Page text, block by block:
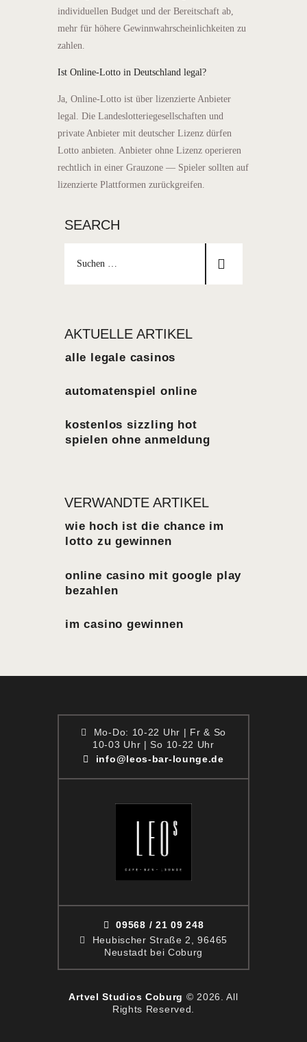
individuellen Budget und der Bereitschaft ab,
mehr für höhere Gewinnwahrscheinlichkeiten zu
zahlen.
Ist Online-Lotto in Deutschland legal?
Ja, Online-Lotto ist über lizenzierte Anbieter
legal. Die Landeslotteriegesellschaften und
private Anbieter mit deutscher Lizenz dürfen
Lotto anbieten. Anbieter ohne Lizenz operieren
rechtlich in einer Grauzone — Spieler sollten auf
lizenzierte Plattformen zurückgreifen.
SEARCH
AKTUELLE ARTIKEL
alle legale casinos
automatenspiel online
kostenlos sizzling hot
spielen ohne anmeldung
VERWANDTE ARTIKEL
wie hoch ist die chance im
lotto zu gewinnen
online casino mit google play
bezahlen
im casino gewinnen
Mo-Do: 10-22 Uhr | Fr & So
10-03 Uhr | So 10-22 Uhr
info@leos-bar-lounge.de
09568 / 21 09 248
Heubischer Straße 2, 96465
Neustadt bei Coburg
Artvel Studios Coburg © 2026. All
Rights Reserved.